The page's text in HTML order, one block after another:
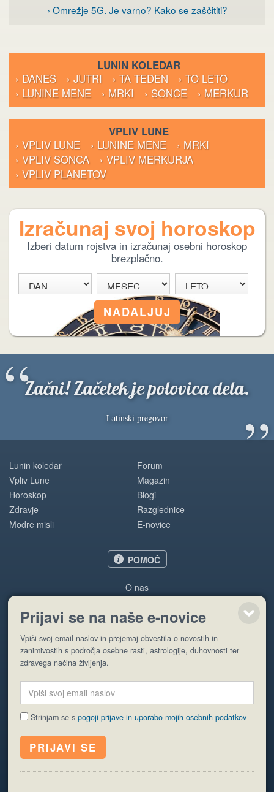
› Omrežje 5G. Je varno? Kako se zaščititi?
LUNIN KOLEDAR
› DANES
› JUTRI › TA TEDEN
› TO LETO
› LUNINE MENE
› MRKI › SONCE › MERKUR
VPLIV LUNE
› VPLIV LUNE
› LUNINE MENE
› MRKI
› VPLIV SONCA
› VPLIV MERKURJA
› VPLIV PLANETOV
Izračunaj svoj horoskop
Izberi datum rojstva in izračunaj osebni horoskop
brezplačno.
Začni! Začetek je polovica dela.
Latinski pregovor ”
“
Lunin koledar
Vpliv Lune
Horoskop
Zdravje
Modre misli
Forum
Magazin
Blogi
Razglednice
E-novice
POMOČ
O nas
Pogoji uporabe
Pošlji stran
© EyeCatching. Vse pravice so pridržane.
ISSN 1581-2332
Politika piškotkov Varstvo osebnih podatkov
Prijavi se na naše e-novice
Vpiši svoj email naslov in prejemaj obvestila o novostih in
zanimivostih s področja osebne rasti, astrologije, duhovnosti ter
zdravega načina življenja.
Strinjam se spogoji prijave in uporabo mojih osebnih podatkov